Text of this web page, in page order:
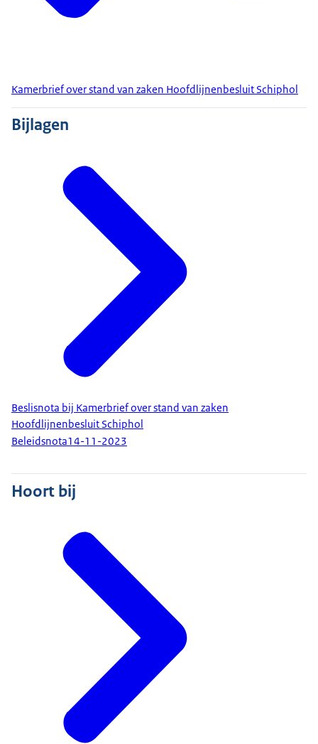
Kamerbrief over stand van zaken Hoofdlijnenbesluit Schiphol
Bijlagen
Beslisnota bij Kamerbrief over stand van zaken
Hoofdlijnenbesluit Schiphol
Beleidsnota14-11-2023
Hoort bij